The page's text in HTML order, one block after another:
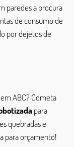
paredes a procura
de consumo de
por dejetos de
em ABC? Cometa
para
quebradas e
para orçamento!